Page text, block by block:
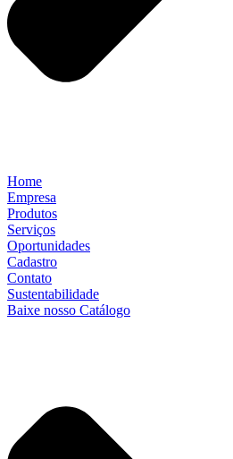
Home
Empresa
Produtos
Serviços
Oportunidades
Cadastro
Contato
Sustentabilidade
Baixe nosso Catálogo